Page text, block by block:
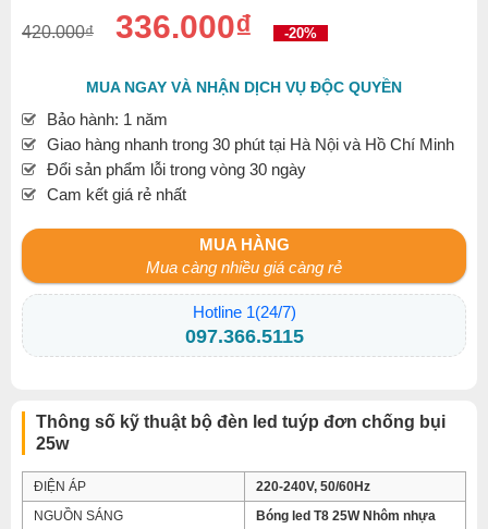
420.000₫ 336.000₫ -20%
MUA NGAY VÀ NHẬN DỊCH VỤ ĐỘC QUYỀN
Bảo hành: 1 năm
Giao hàng nhanh trong 30 phút tại Hà Nội và Hồ Chí Minh
Đổi sản phẩm lỗi trong vòng 30 ngày
Cam kết giá rẻ nhất
MUA HÀNG
Mua càng nhiều giá càng rẻ
Hotline 1(24/7)
097.366.5115
Thông số kỹ thuật bộ đèn led tuýp đơn chống bụi
25w
ĐIỆN ÁP
220-240V, 50/60Hz
NGUỒN SÁNG
Bóng led T8 25W Nhôm nhựa